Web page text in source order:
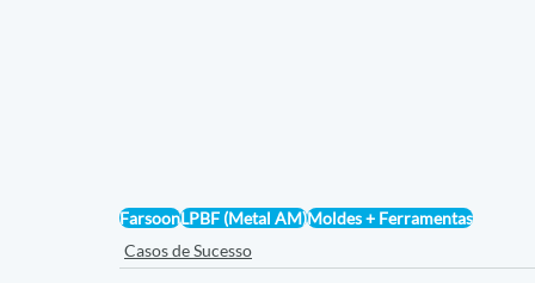
FarsoonLPBF (Metal AM)Moldes + Ferramentas
Casos de Sucesso